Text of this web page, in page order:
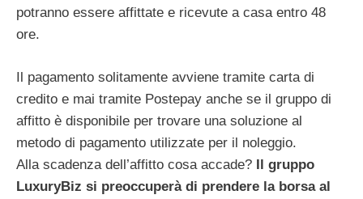
potranno essere affittate e ricevute a casa entro 48
ore.
Il pagamento solitamente avviene tramite carta di
credito e mai tramite Postepay anche se il gruppo di
affitto è disponibile per trovare una soluzione al
metodo di pagamento utilizzate per il noleggio.
Alla scadenza dell’affitto cosa accade? Il gruppo
LuxuryBiz si preoccuperà di prendere la borsa al